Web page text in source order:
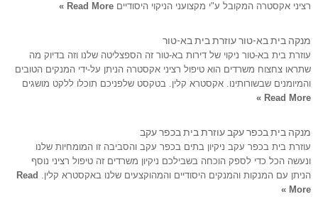
רציני אקסטרה המקובל ע"י מקצועני הניקוי היסודיים Read More »
מנקה בית בא-טור עוזרת בית בא-טור
עוזרת בית בא-טור ניקוי של דירות בא-טור זה הספצליטה שלנו וזה בדיוק מה
שתראו צחצוח משרדים הוא טיפול רציני אקסטרה הניתן על-ידי המנקים הטובים
והמיומנים שבשורותינו. אקסטרא קלין. בטקסט שלפניכם תוכלו ללקט מושגים
Read More »
מנקה בית בכפר עקב עוזרת בית בכפר עקב
עוזרת בית בכפר עקב ניקיון בתים בכפר עקב והסביבה זו המומחיות שלנו
ונעשה הכל כדי לספק הוכחה בשבילכם ניקיון משרדים זה טיפול רציני נוסף
הניתן עם המנקות והמנקים היסודיים והמהוקצעים שלנו באקסטרא קלין. Read
More »